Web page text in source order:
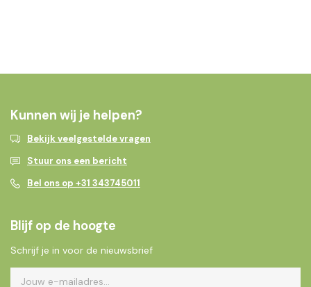
Kunnen wij je helpen?
Bekijk veelgestelde vragen
Stuur ons een bericht
Bel ons op +31 343745011
Blijf op de hoogte
Schrijf je in voor de nieuwsbrief